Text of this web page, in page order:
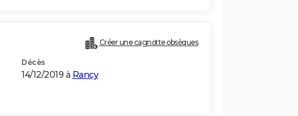
Créer une cagnotte obsèques
Décès
14/12/2019 à Rancy